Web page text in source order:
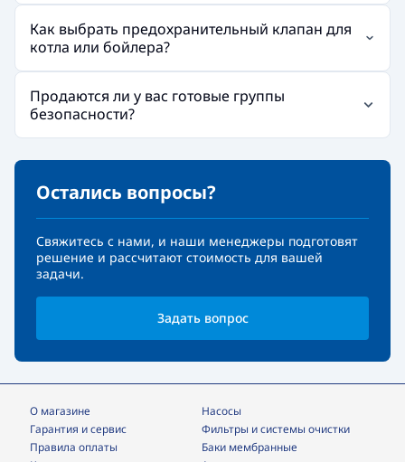
Как выбрать предохранительный клапан для
котла или бойлера?
Продаются ли у вас готовые группы
безопасности?
Остались вопросы?
Свяжитесь с нами, и наши менеджеры подготовят
решение и рассчитают стоимость для вашей
задачи.
Задать вопрос
О магазине
Гарантия и сервис
Правила оплаты
Насосы
фильтры и системы очистки
Баки мембранные